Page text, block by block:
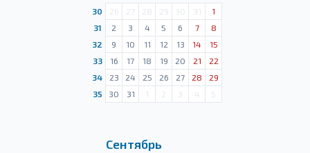
30
26 27 28 29 30 31
1
31
2 3 4 5 6 7
8
32
9 10 11 12 13 14
15
33
16 17 18 19 20 21
22
34
23 24 25 26 27 28
29
35
30 31 1 2 3 4 5
Сентябрь